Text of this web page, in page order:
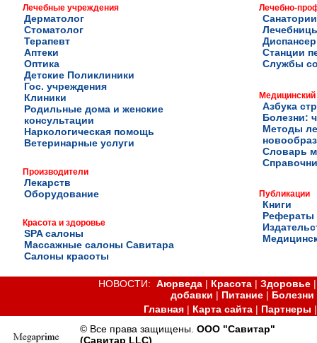
Лечебные учреждения
Дерматолог
Стоматолог
Терапевт
Аптеки
Оптика
Детские Поликлиники
Гос. учреждения
Клиники
Родильные дома и женские
консультации
Наркологическая помощь
Ветеринарные услуги
Производители
Лекарств
Оборудование
Красота и здоровье
SPA салоны
Массажные салоны Савитара
Салоны красоты
Лечебно-
Станции
Службы
Медицинский
Азбука
Болезни:
Методы
Словарь
Публикации
Книги
Рефераты
НОВОСТИ:Аюрведа | Красота |Здоровье
добавки | Питание| Болезни
Главная| Карта сайта| Партнеры
© Все права защищены.ООО "Савитар"
(Савитар LLC)